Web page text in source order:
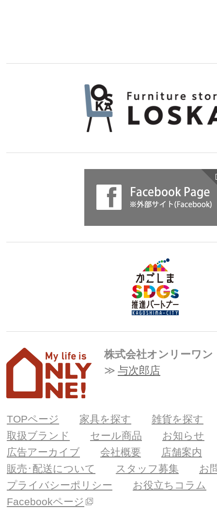
株式会社オンリーワン
与次郎店
TOPページ 家具を探す
雑貨を探す
取扱ブランド
セール商品
お知らせ
広告アーカイブ
会社概要
店舗案内
販売･配送について
スタッフ募集
お
プライバシーポリシー
お役立ちコラム
Facebookページ